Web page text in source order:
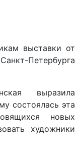
выставки от
Петербурга
выразила
состоялась эта
новых
художники